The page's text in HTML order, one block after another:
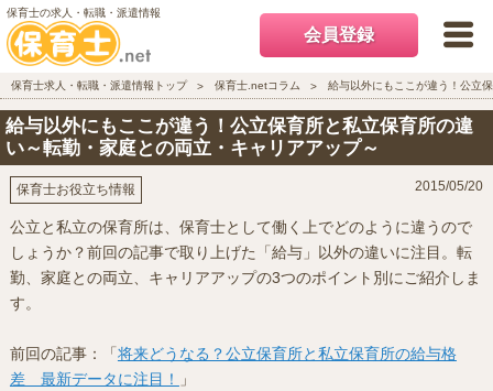
保育士の求人・転職・派遣情報
会員登録
保育士求人・転職・派遣情報トップ 保育士.netコラム 給与以外にもここが違う！公立
給与以外にもここが違う！公立保育所と私立保育所の違
い～転勤・家庭との両立・キャリアアップ～
保育士お役立ち情報 2015/05/20
公立と私立の保育所は、保育士として働く上でどのように違うので
しょうか？前回の記事で取り上げた「給与」以外の違いに注目。転
勤、家庭との両立、キャリアアップの3つのポイント別にご紹介しま
す。
前回の記事：「将来どうなる？公立保育所と私立保育所の給与格
差 最新データに注目！
」